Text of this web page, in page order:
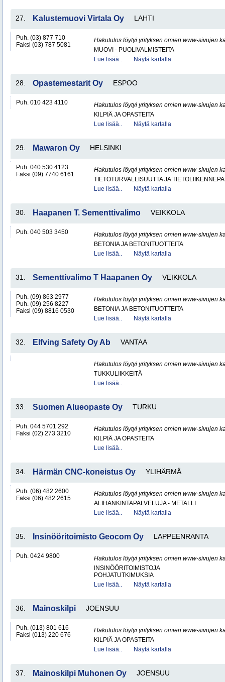
27. Kalustemuovi Virtala Oy LAHTI
Puh. (03) 877 710
Faksi (03) 787 5081
Hakutulos löytyi yrityksen omien www-sivujen
MUOVI - PUOLIVALMISTEITA
Lue lisää..
Näytä kartalla
28. Opastemestarit Oy ESPOO
Puh. 010 423 4110
Hakutulos löytyi yrityksen omien www-sivujen
KILPIÄ JA OPASTEITA
Lue lisää..
Näytä kartalla
29. Mawaron Oy HELSINKI
Puh. 040 530 4123
Faksi (09) 7740 6161
Hakutulos löytyi yrityksen omien www-sivujen
TIETOTURVALLISUUTTA JA
Lue lisää..
Näytä kartalla
30. Haapanen T. Sementtivalimo VEIKKOLA
Puh. 040 503 3450
Hakutulos löytyi yrityksen omien www-sivujen
BETONIA JA BETONITUOTTEITA
Lue lisää..
Näytä kartalla
31. Sementtivalimo T Haapanen Oy VEIKKOLA
Puh. (09) 863 2977
Puh. (09) 256 8227
Faksi (09) 8816 0530
Hakutulos löytyi yrityksen omien www-sivujen
BETONIA JA BETONITUOTTEITA
Lue lisää..
Näytä kartalla
32. Elfving Safety Oy Ab VANTAA
Hakutulos löytyi yrityksen omien www-sivujen
TUKKULIIKKEITÄ
Lue lisää..
33. Suomen Alueopaste Oy TURKU
Puh. 044 5701 292
Faksi (02) 273 3210
Hakutulos löytyi yrityksen omien www-sivujen
KILPIÄ JA OPASTEITA
Lue lisää..
34. Härmän CNC-koneistus Oy YLIHÄRMÄ
Puh. (06) 482 2600
Faksi (06) 482 2615
Hakutulos löytyi yrityksen omien www-sivujen
ALIHANKINTAPALVELUJA - METALLI
Lue lisää..
Näytä kartalla
35. Insinööritoimisto Geocom Oy LAPPEENRANTA
Puh. 0424 9800
Hakutulos löytyi yrityksen omien www-sivujen
INSINÖÖRITOIMISTOJA
POHJATUTKIMUKSIA
Lue lisää..
Näytä kartalla
36. Mainoskilpi JOENSUU
Puh. (013) 801 616
Faksi (013) 220 676
Hakutulos löytyi yrityksen omien www-sivujen
KILPIÄ JA OPASTEITA
Lue lisää..
Näytä kartalla
37. Mainoskilpi Muhonen Oy JOENSUU